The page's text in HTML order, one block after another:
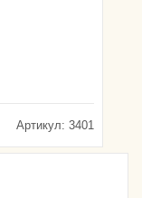
Артикул: 3401